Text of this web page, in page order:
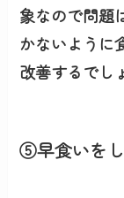
象なので問題
かないように
改善するでし
⑤早食いを